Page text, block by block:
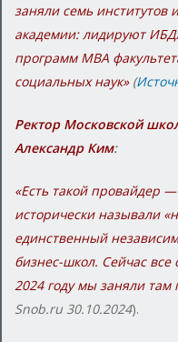
заняли семь институтов
академии: лидируют
программ MBA
социальных наук» (
Ректор Московской
Александр Ким:
«Есть такой провайдер
исторически называли
единственный
бизнес-школ. Сейчас
2024 году мы заняли там
Snob.ru 30.10.2024).